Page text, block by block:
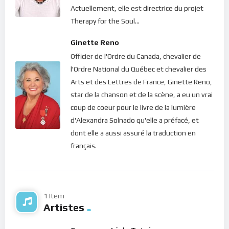
énergétiques des autres, tellement on est plongé dans
l’automatisme. Or, est-ce ce que Dieu veut de nous ? “
“, nous dit-il dans Luc 12:1. Cette exhortation
profonde n’est pas pour sa gloire… mais pour notre joie. Car
lorsque nous sommes décentrés, quels en sont les
conséquences ? Nous devons lutter, nous battre pour être
dans la peau d’autres personnes. Tout dans la vie est difficile
pour nous. Rien ne coule. Rien de ce qui advient ne nous
ressemble vraiment et nous ne comprenons guère les
situations qui croisent nos chemins puisque nous sommes
très éloigné de notre coeur. C’est l’affliction, c’est la misère
demandant d’apprendre à nous centrer, il nous appelle à une
vie simple et épanouie. Pourtant il ne nous force guère
Actuellement, elle est directrice du projet
Therapy for the Soul...
Ginette Reno
Officier de l'Ordre du Canada, chevalier de
l'Ordre National du Québec et chevalier des
Arts et des Lettres de France, Ginette Reno,
star de la chanson et de la scène, a eu un vrai
coup de coeur pour le livre de la lumière
d'Alexandra Solnado qu'elle a préfacé, et
dont elle a aussi assuré la traduction en
français.
1 Item
Artistes